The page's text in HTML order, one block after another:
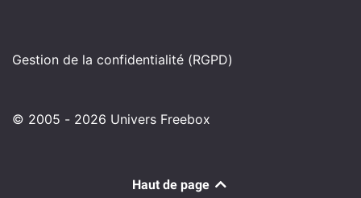
Gestion de la confidentialité (RGPD)
© 2005 - 2026 Univers Freebox
Haut de page